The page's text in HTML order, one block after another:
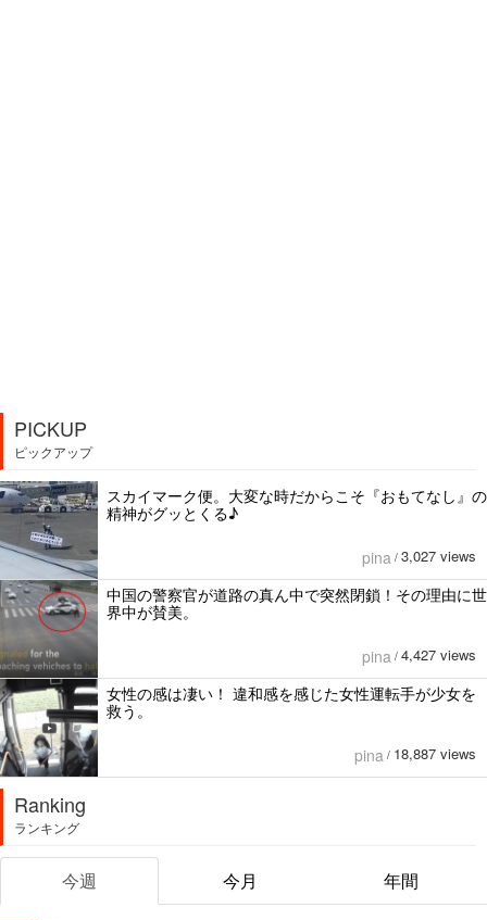
PICKUP
ピックアップ
スカイマーク便。大変な時だからこそ『おもてなし』の
精神がグッとくる♪
pina / 3,027 views
中国の警察官が道路の真ん中で突然閉鎖！その理由に世
界中が賛美。
pina / 4,427 views
女性の感は凄い！ 違和感を感じた女性運転手が少女を
救う。
pina / 18,887 views
Ranking
ランキング
今週 今月 年間